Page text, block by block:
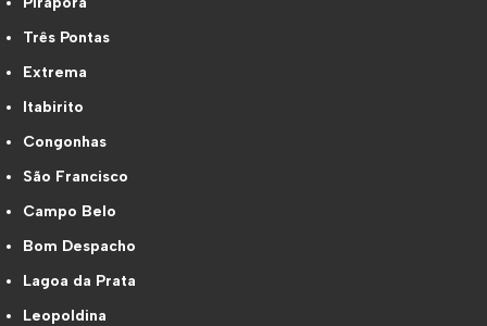
Três Pontas
Extrema
Itabirito
Congonhas
São Francisco
Campo Belo
Bom Despacho
Lagoa da Prata
Leopoldina